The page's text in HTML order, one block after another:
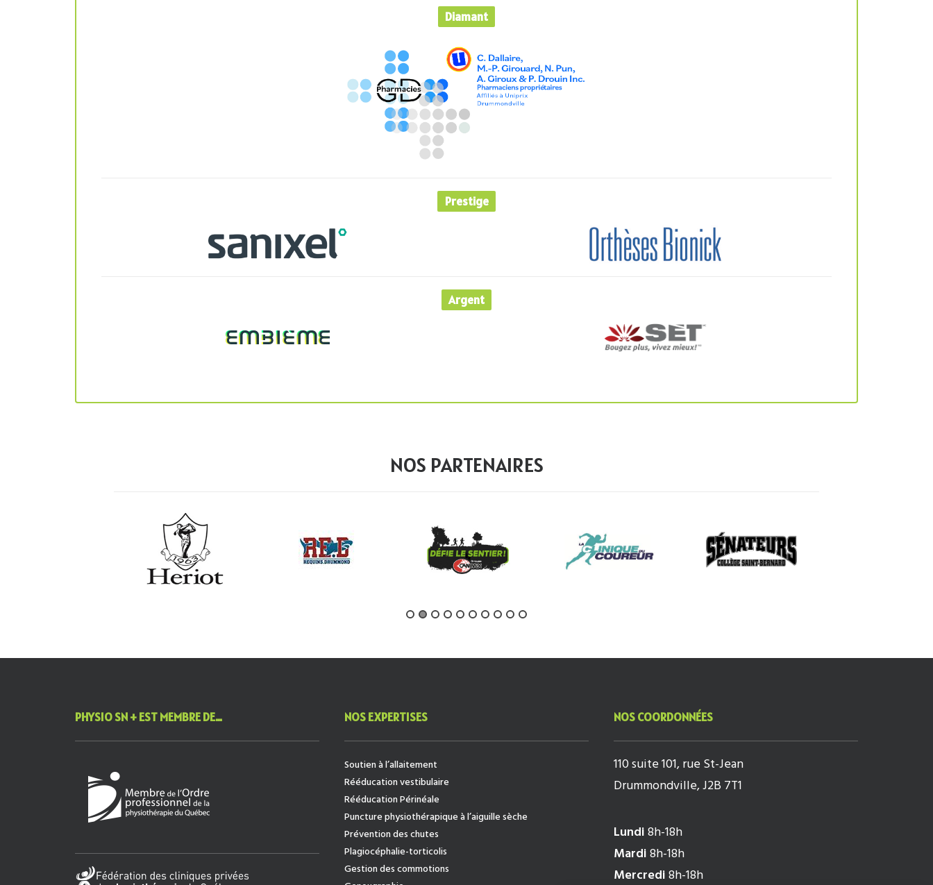
Diamant
Prestige
Argent
NOS PARTENAIRES
PHYSIO SN + EST MEMBRE DE… NOS EXPERTISES
Soutien à l’allaitement
Rééducation vestibulaire
Rééducation Périnéale
Puncture physiothérapique à l’aiguille sèche
Prévention des chutes
Plagiocéphalie-torticolis
Gestion des commotions
NOS COORDONNÉES
110 suite 101, rue St-Jean
Drummondville, J2B 7T1
Lundi8h-18h
Mardi8h-18h
Mercredi8h-18h